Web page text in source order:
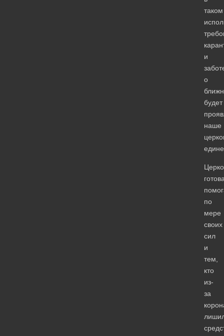
таком
и
о
будет
наше
по
мере
своих
сил
и
тем,
кто
из-
за